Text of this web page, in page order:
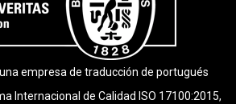
una empresa de traducción de portugués
Internacional de Calidad ISO 17100:2015,